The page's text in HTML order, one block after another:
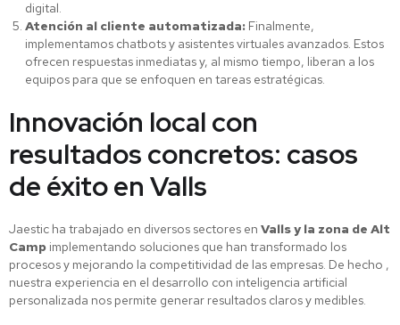
digital.
Atención al cliente automatizada: Finalmente,
implementamos chatbots y asistentes virtuales avanzados. Estos
ofrecen respuestas inmediatas y, al mismo tiempo, liberan a los
equipos para que se enfoquen en tareas estratégicas.
Innovación local con
resultados concretos: casos
de éxito en Valls
Jaestic ha trabajado en diversos sectores en Vallsy la zona de Alt
Camp implementando soluciones que han transformado los
procesos y mejorando la competitividad de las empresas. De hecho ,
nuestra experiencia en el desarrollo con inteligencia artificial
personalizada nos permite generar resultados claros y medibles.